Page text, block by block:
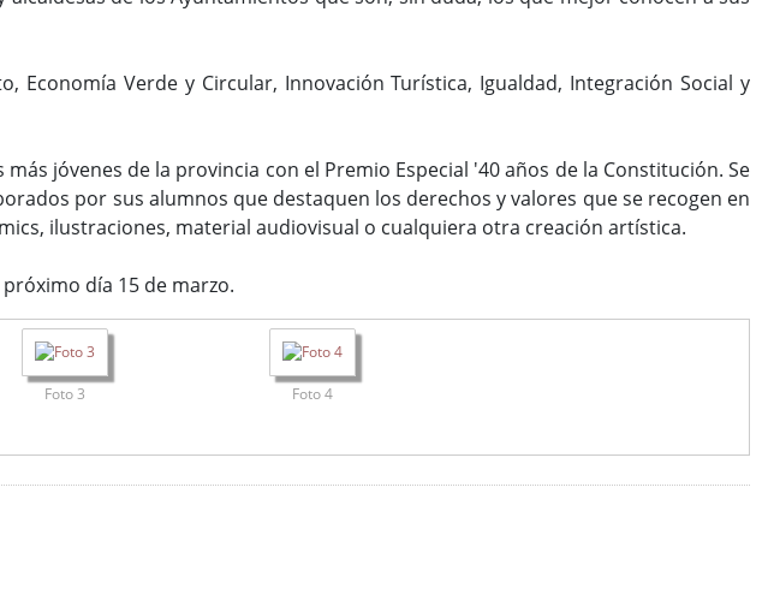
Economía Verde y Circular, Innovación Turística, Igualdad, Integración Social y
jóvenes de la provincia con el Premio Especial '40 años de la Constitución. Se
por sus alumnos que destaquen los derechos y valores que se recogen en
ilustraciones, material audiovisual o cualquiera otra creación artística.
día 15 de marzo.
Foto 3 Foto 4